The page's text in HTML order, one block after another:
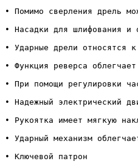
• Помимо сверления дрель
• Насадки для шлифования и
• Ударные дрели относятся
• Функция реверса
• При помощи регулировки
• Надежный электрический
• Рукоятка имеет мягкую
• Ударный механизм
• Ключевой патрон